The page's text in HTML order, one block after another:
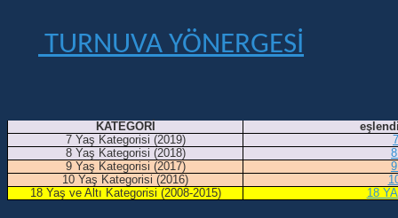
TURNUVA YÖNERGESİ
KATEGORİ
7 Yaş Kategorisi (2019)
8 Yaş Kategorisi (2018)
9 Yaş Kategorisi (2017)
10 Yaş Kategorisi (2016)
18 Yaş ve Altı Kategorisi (2008-2015)
18